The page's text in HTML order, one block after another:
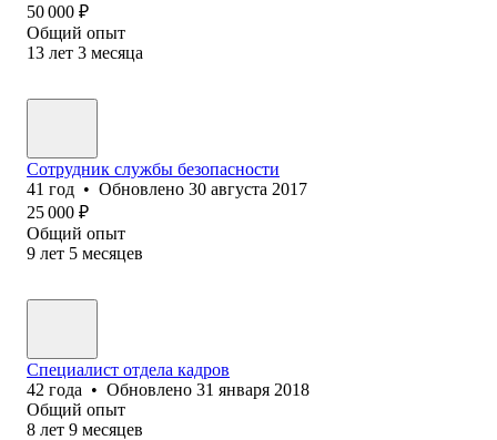
50 000 ₽
Общий опыт
13 лет 3 месяца
Сотрудник службы безопасности
41 год • Обновлено 30 августа 2017
25 000 ₽
Общий опыт
9 лет 5 месяцев
Специалист отдела кадров
42 года • Обновлено 31 января 2018
Общий опыт
8 лет 9 месяцев